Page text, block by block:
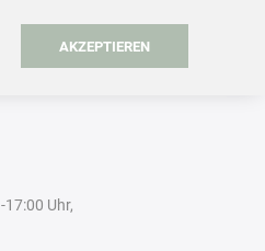
Uhr,
AKZEPTIEREN